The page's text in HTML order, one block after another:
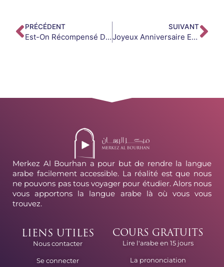
PRÉCÉDENT
Est-On Récompensé De Lire Le Coran En Français ?
SUIVANT
Joyeux Anniversaire En Arabe : Comment Cela Se Dit ?
Merkez Al Bourhan a pour but de rendre la langue
arabe facilement accessible. La réalité est que nous
ne pouvons pas tous voyager pour étudier. Alors nous
vous apportons la langue arabe là où vous vous
trouvez.
LIENS UTILES
Nous contacter
Se connecter
COURS GRATUITS
Lire l'arabe en 15 jours
La prononciation